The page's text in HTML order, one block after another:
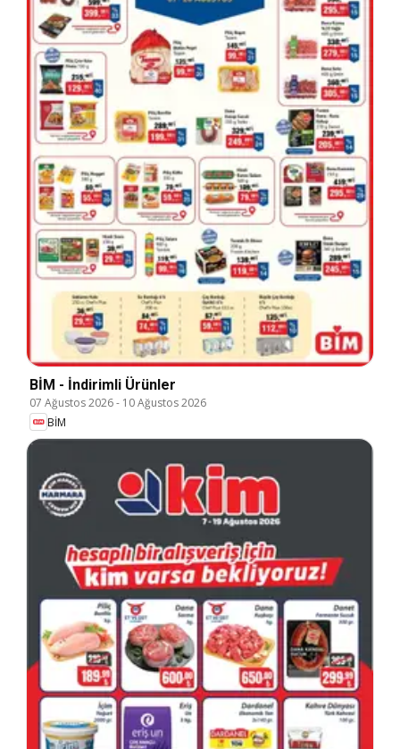
BİM - İndirimli Ürünler
07 Ağustos 2026- 10 Ağustos 2026
BİM